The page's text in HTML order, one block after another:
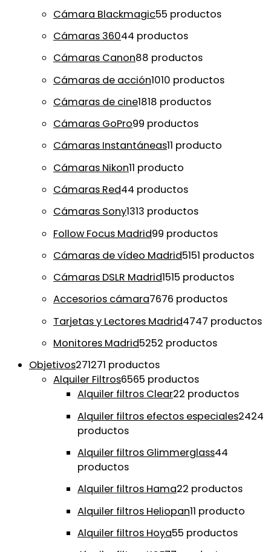
Cámara Blackmagic55 productos
Cámaras 36044 productos
Cámaras Canon88 productos
Cámaras de acción1010 productos
Cámaras de cine1818 productos
Cámaras GoPro99 productos
Cámaras Instantáneas11 producto
Cámaras Nikon11 producto
Cámaras Red44 productos
Cámaras Sony1313 productos
Follow Focus Madrid99 productos
Cámaras de vídeo Madrid5151 productos
Cámaras DSLR Madrid1515 productos
Accesorios cámara7676 productos
Tarjetas y Lectores Madrid4747 productos
Monitores Madrid5252 productos
Objetivos271271 productos
Alquiler Filtros6565 productos
Alquiler filtros Clear22 productos
Alquiler filtros efectos especiales2424
productos
Alquiler filtros Glimmerglass44
productos
Alquiler filtros Hama22 productos
Alquiler filtros Heliopan11 producto
Alquiler filtros Hoya55 productos